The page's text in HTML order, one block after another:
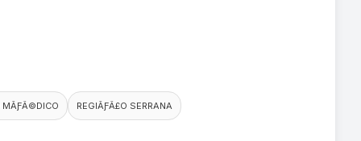
MÃƑÂ©DICO REGIÃƑÂ£O SERRANA